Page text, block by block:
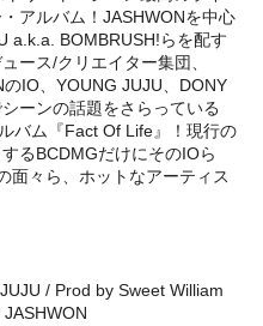
アルバム！JASHWONを中心
a.k.a. BOMBRUSH!らを配す
ース/クリエイター集団、
IO、YOUNG JUJU、DONY
ーンの話題をさらっている
バム『Fact Of Life』！現行の
るBCDMGだけにそのIOら
面々ら、ホットなアーティス
/ Prod by Sweet William